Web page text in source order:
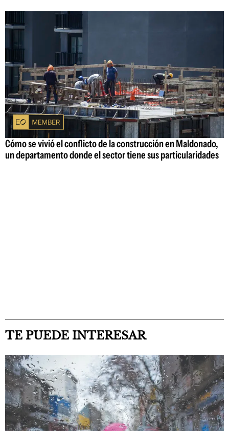
Cómo se vivió el conflicto de la construcción en Maldonado,
un departamento donde el sector tiene sus particularidades
TE PUEDE INTERESAR